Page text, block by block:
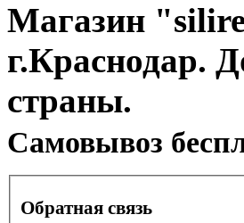
Магазин
г.Краснодар.
страны.
Cамовывоз
Обратная связь